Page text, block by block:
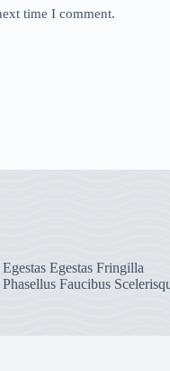
time I comment.
Egestas Egestas Fringilla
Phasellus Faucibus